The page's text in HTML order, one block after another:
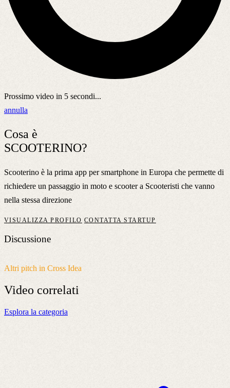
Prossimo video in 5 secondi...
annulla
Cosa è
SCOOTERINO?
Scooterino è la prima app per smartphone in Europa che permette di
richiedere un passaggio in moto e scooter a Scooteristi che vanno
nella stessa direzione
VISUALIZZA PROFILO CONTATTA STARTUP
Discussione
Altri pitch in Cross Idea
Video correlati
Esplora la categoria